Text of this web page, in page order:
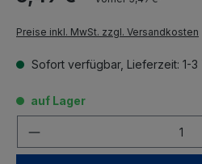
Preise inkl. MwSt. zzgl. Versandkosten
Sofort verfügbar, Lieferzeit: 1-3
auf Lager